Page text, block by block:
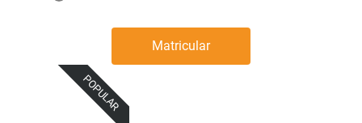
Matricular
POPULAR